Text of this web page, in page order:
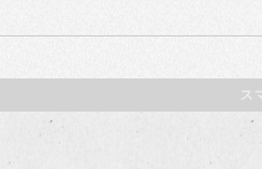
ス